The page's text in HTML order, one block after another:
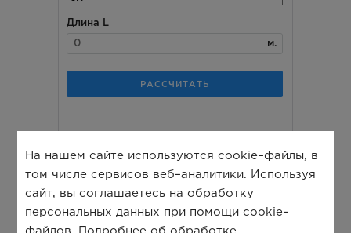
На нашем сайте используются cookie–файлы, в
том числе сервисов веб–аналитики. Используя
сайт, вы соглашаетесь на обработку
персональных данных при помощи cookie–
файлов. Подробнее об обработке